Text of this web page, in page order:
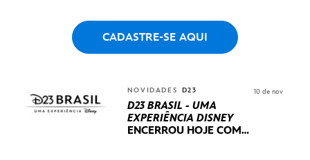
CADASTRE-SE AQUI
NOVIDADES D23
D23 BRASIL - UMA
EXPERIÊNCIA DISNEY
ENCERROU HOJE COM
10 de nov